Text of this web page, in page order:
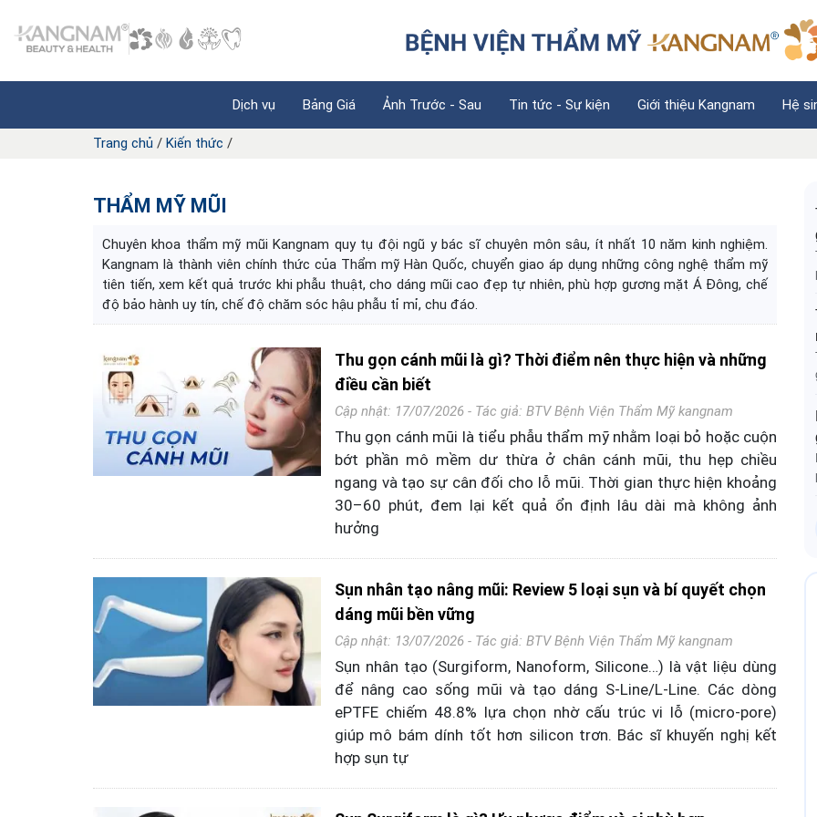
Dịch vụ Bảng Giá Ảnh Trước - Sau Tin tức - Sự kiện Giới thiệu Kangnam Hệ
Trang chủ / Kiến thức /
THẨM MỸ MŨI
Chuyên khoa thẩm mỹ mũi Kangnam quy tụ đội ngũ y bác sĩ chuyên môn sâu, ít nhất 10 năm kinh nghiệm.
Kangnam là thành viên chính thức của Thẩm mỹ Hàn Quốc, chuyển giao áp dụng những công nghệ thẩm mỹ
tiên tiến, xem kết quả trước khi phẫu thuật, cho dáng mũi cao đẹp tự nhiên, phù hợp gương mặt Á Đông, chế
độ bảo hành uy tín, chế độ chăm sóc hậu phẫu tỉ mỉ, chu đáo.
Thu gọn cánh mũi là gì? Thời điểm nên thực hiện và những
điều cần biết
Cập nhật: 17/07/2026 - Tác giả: BTV Bệnh Viện Thẩm Mỹ kangnam
Thu gọn cánh mũi là tiểu phẫu thẩm mỹ nhằm loại bỏ hoặc cuộn
bớt phần mô mềm dư thừa ở chân cánh mũi, thu hẹp chiều
ngang và tạo sự cân đối cho lỗ mũi. Thời gian thực hiện khoảng
30–60 phút, đem lại kết quả ổn định lâu dài mà không ảnh
hưởng
Sụn nhân tạo nâng mũi: Review 5 loại sụn và bí quyết chọn
dáng mũi bền vững
Cập nhật: 13/07/2026 - Tác giả: BTV Bệnh Viện Thẩm Mỹ kangnam
Sụn nhân tạo (Surgiform, Nanoform, Silicone…) là vật liệu dùng
để nâng cao sống mũi và tạo dáng S-Line/L-Line. Các dòng
ePTFE chiếm 48.8% lựa chọn nhờ cấu trúc vi lỗ (micro-pore)
giúp mô bám dính tốt hơn silicon trơn. Bác sĩ khuyến nghị kết
hợp sụn tự